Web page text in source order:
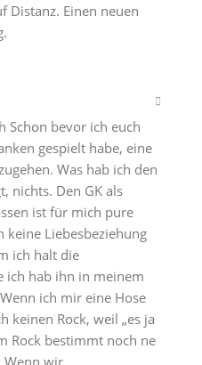
Distanz. Einen neuen
Schon bevor ich euch
gespielt habe, eine
Was hab ich den
nichts. Den GK als
ist für mich pure
keine Liebesbeziehung
ich halt die
ich hab ihn in meinem
ich mir eine Hose
keinen Rock, weil „es ja
Rock bestimmt noch ne